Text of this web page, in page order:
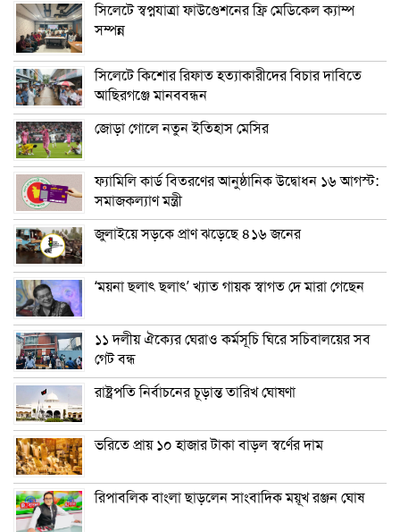
সিলেটে স্বপ্নযাত্রা ফাউণ্ডেশনের ফ্রি মেডিকেল ক্যাম্প
সম্পন্ন
সিলেটে কিশোর রিফাত হত্যাকারীদের বিচার দাবিতে
আছিরগঞ্জে মানববন্ধন
জোড়া গোলে নতুন ইতিহাস মেসির
ফ্যামিলি কার্ড বিতরণের আনুষ্ঠানিক উদ্বোধন ১৬ আগস্ট:
সমাজকল্যাণ মন্ত্রী
জুলাইয়ে সড়কে প্রাণ ঝড়েছে ৪১৬ জনের
‘ময়না ছলাৎ ছলাৎ’ খ্যাত গায়ক স্বাগত দে মারা গেছেন
১১ দলীয় ঐক্যের ঘেরাও কর্মসূচি ঘিরে সচিবালয়ের সব
গেট বন্ধ
রাষ্ট্রপতি নির্বাচনের চূড়ান্ত তারিখ ঘোষণা
ভরিতে প্রায় ১০ হাজার টাকা বাড়ল স্বর্ণের দাম
রিপাবলিক বাংলা ছাড়লেন সাংবাদিক ময়ূখ রঞ্জন ঘোষ